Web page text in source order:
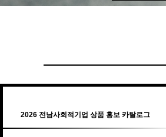
2026 전남사회적기업 상품 홍보 카탈로그